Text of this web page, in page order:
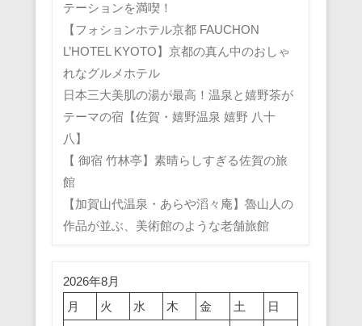
テーションを満喫！
【フォションホテル京都 FAUCHON
L’HOTEL KYOTO】京都の真ん中のおしゃ
れなグルメホテル
日本三大美肌の湯が最高！温泉と嬉野茶が
テーマの宿【佐賀・嬉野温泉 嬉野 八十
八】
【 御宿 竹林亭】素晴らしすぎる佐賀の旅
館
【加賀山代温泉・あらや滔々庵】魯山人の
作品が並ぶ、美術館のような老舗旅館
2026年8月
月
火 水 木 金 土
日